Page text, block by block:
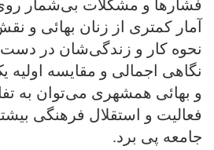
فشارها و مشکلات بی‌شمار روی
آمار کمتری از زنان بهائی و
نحوه کار و زندگی‌شان در
نگاهی‌ اجمالی و مقایسه اولیه
و بهائی همشهری می‌توان به
فعالیت و استقلال فرهنگی‌
جامعه پی‌ برد.